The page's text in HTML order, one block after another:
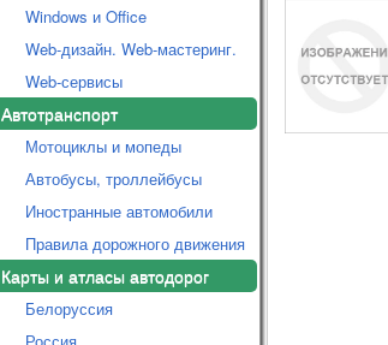
Windows и Office
Web-дизайн. Web-мастеринг.
Web-сервисы
Автотранспорт
Мотоциклы и мопеды
Автобусы, троллейбусы
Иностранные автомобили
Правила дорожного движения
Карты и атласы автодорог
Белоруссия